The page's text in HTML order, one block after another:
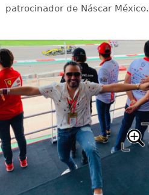
patrocinador de Náscar México.